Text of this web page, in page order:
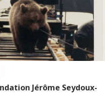
Jérôme Seydoux-